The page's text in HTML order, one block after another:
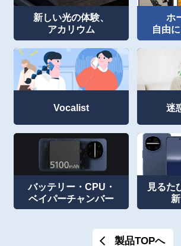
新しい光の体験、
アカリウム
ホ
自由
Vocalist 迷
バッテリー・CPU・
ベイパーチャンバー
見るた
製品TOPへ